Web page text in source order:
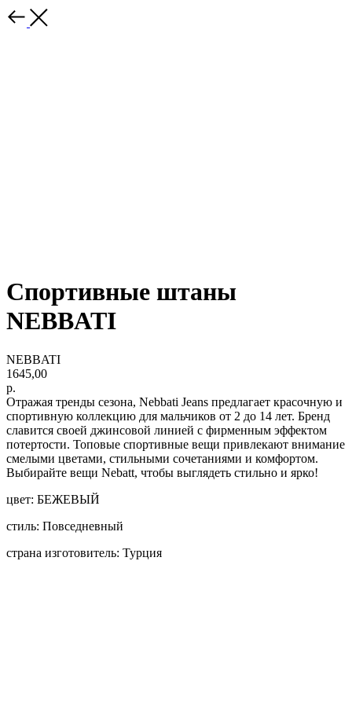
Спортивные штаны
NEBBATI
NEBBATI
1645,00
р.
Отражая тренды сезона, Nebbati Jeans предлагает красочную и
спортивную коллекцию для мальчиков от 2 до 14 лет. Бренд
славится своей джинсовой линией с фирменным эффектом
потертости. Топовые спортивные вещи привлекают внимание
смелыми цветами, стильными сочетаниями и комфортом.
Выбирайте вещи Nebatt, чтобы выглядеть стильно и ярко!
цвет: БЕЖЕВЫЙ
стиль: Повседневный
страна изготовитель: Турция